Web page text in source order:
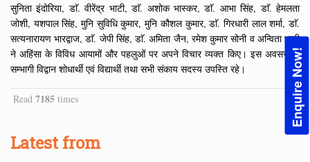
Enquire Now!
सुनिता इंदोरिया, डाॅ. वीरेंद्र भाटी, डाॅ. अशोक भास्कर, डाॅ. आभा सिंह, डाॅ. हेमलता
जोशी, यशपाल सिंह, मुनि सुविधि कुमार, मुनि कौशल कुमार, डाॅ. गिरधारी लाल शर्मा, डाॅ.
सत्यनारायण भारद्वाज, डाॅ. जेपी सिंह, डाॅ. अमिता जैन, रमेश कुमार सोनी व अन्विता भाटी
ने अहिंसा के विविध आयामों और पहलुओं पर अपने विचार व्यक्त किए। इस अवसर पर
सम्भागी विद्वान शोधार्थी एवं विद्यार्थी तथा सभी संकाय सदस्य उपस्ति रहे।
Read 7185 times
Latest from